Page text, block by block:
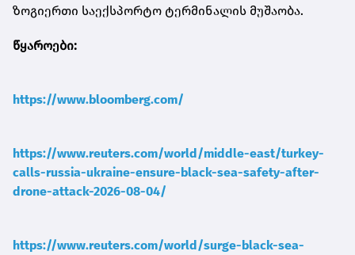
ზოგიერთი საექსპორტო ტერმინალის მუშაობა.
წყაროები:
https://www.bloomberg.com/
https://www.reuters.com/world/middle-east/turkey-
calls-russia-ukraine-ensure-black-sea-safety-after-
drone-attack-2026-08-04/
https://www.reuters.com/world/surge-black-sea-